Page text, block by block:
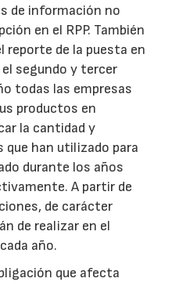
de información no
en el RPP. También
reporte de la puesta en
segundo y tercer
todas las empresas
productos en
la cantidad y
que han utilizado para
durante los años
A partir de
de carácter
de realizar en el
año.
que afecta